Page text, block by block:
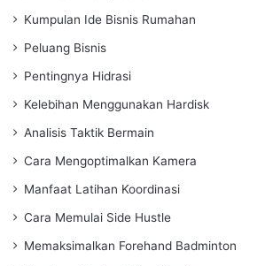
Kumpulan Ide Bisnis Rumahan
Peluang Bisnis
Pentingnya Hidrasi
Kelebihan Menggunakan Hardisk
Analisis Taktik Bermain
Cara Mengoptimalkan Kamera
Manfaat Latihan Koordinasi
Cara Memulai Side Hustle
Memaksimalkan Forehand Badminton